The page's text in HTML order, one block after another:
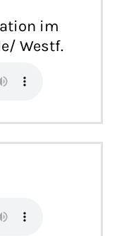
im
Westf.